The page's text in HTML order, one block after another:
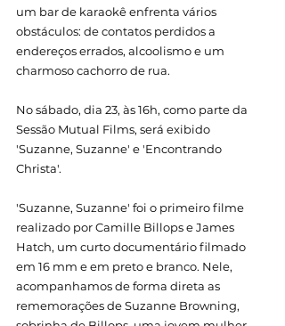
um bar de karaokê enfrenta vários
obstáculos: de contatos perdidos a
endereços errados, alcoolismo e um
charmoso cachorro de rua.
No sábado, dia 23, às 16h, como parte da
Sessão Mutual Films, será exibido
'Suzanne, Suzanne' e 'Encontrando
Christa'.
'Suzanne, Suzanne' foi o primeiro filme
realizado por Camille Billops e James
Hatch, um curto documentário filmado
em 16 mm e em preto e branco. Nele,
acompanhamos de forma direta as
rememorações de Suzanne Browning,